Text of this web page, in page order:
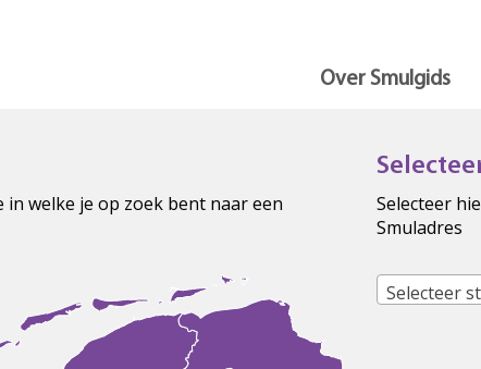
Over Smulgids
welke je op zoek bent naar een
Selecteer
Smuladres
Selecteer